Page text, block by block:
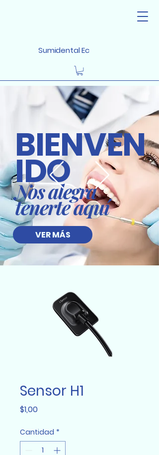
Sumidental Ec
BIENVEN
IDO
Nos alegra
tenerte aquí
VER MÁS
Sensor H1
$1,00Precio
Cantidad *